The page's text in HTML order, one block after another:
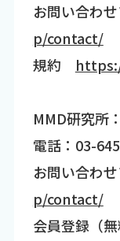
お問い合わせ
p/contact/
規約
MMD研究所
電話：03-
お問い合わせ
p/contact/
会員登録（